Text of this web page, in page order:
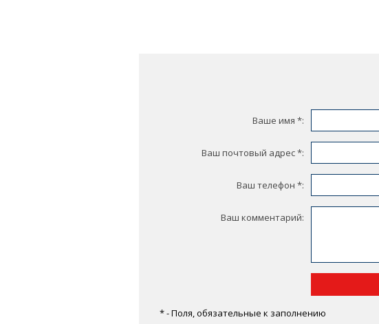
Ваше имя *:
Ваш почтовый адрес *:
Ваш телефон *:
Ваш комментарий:
* - Поля, обязательные к заполнению